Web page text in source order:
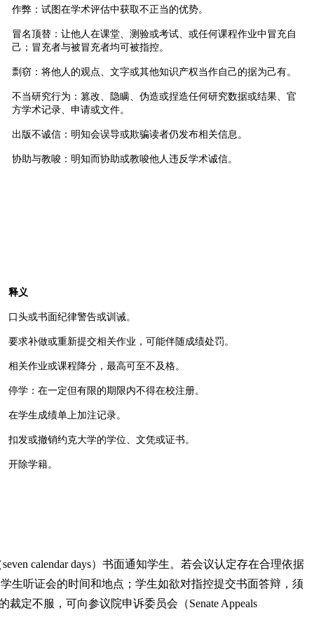
作弊：试图在学术评估中获取不正当的优势。
冒名顶替：让他人在课堂、测验或考试、或任何课程作业中冒充自
己；冒充者与被冒充者均可被指控。
剽窃：将他人的观点、文字或其他知识产权当作自己的据为己有。
不当研究行为：篡改、隐瞒、伪造或捏造任何研究数据或结果、官
方学术记录、申请或文件。
出版不诚信：明知会误导或欺骗读者仍发布相关信息。
协助与教唆：明知而协助或教唆他人违反学术诚信。
释义
口头或书面纪律警告或训诫。
要求补做或重新提交相关作业，可能伴随成绩处罚。
相关作业或课程降分，最高可至不及格。
停学：在一定但有限的期限内不得在校注册。
在学生成绩单上加注记录。
扣发或撤销约克大学的学位、文凭或证书。
开除学籍。
calendar days）书面通知学生。若会议认定存在合理依据
生听证会的时间和地点；学生如欲对指控提交书面答辩，须
定不服，可向参议院申诉委员会（Senate Appeals